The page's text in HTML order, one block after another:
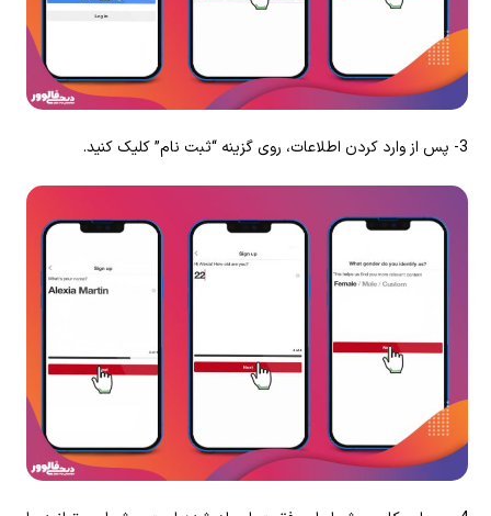
3- پس از وارد کردن اطلاعات، روی گزینه “ثبت نام” کلیک کنید.